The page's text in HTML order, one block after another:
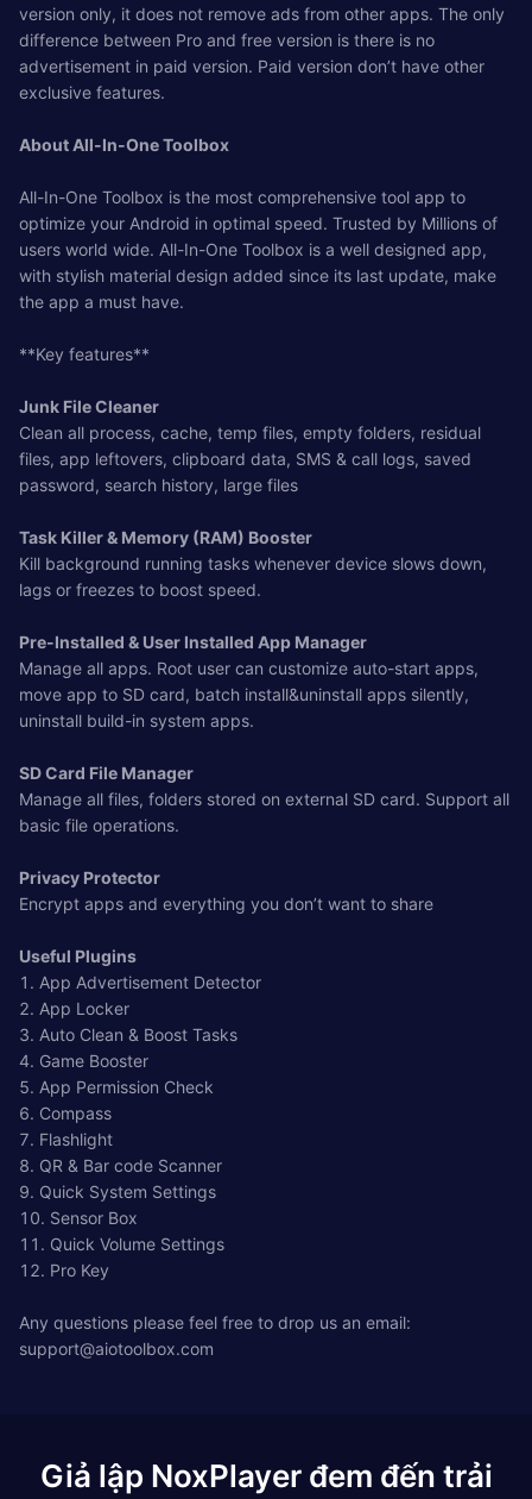
version only, it does not remove ads from other apps. The only
difference between Pro and free version is there is no
advertisement in paid version. Paid version don’t have other
exclusive features.
About All-In-One Toolbox
All-In-One Toolbox is the most comprehensive tool app to
optimize your Android in optimal speed. Trusted by Millions of
users world wide. All-In-One Toolbox is a well designed app,
with stylish material design added since its last update, make
the app a must have.
**Key features**
Junk File Cleaner
Clean all process, cache, temp files, empty folders, residual
files, app leftovers, clipboard data, SMS & call logs, saved
password, search history, large files
Task Killer & Memory (RAM) Booster
Kill background running tasks whenever device slows down,
lags or freezes to boost speed.
Pre-Installed & User Installed App Manager
Manage all apps. Root user can customize auto-start apps,
move app to SD card, batch install&uninstall apps silently,
uninstall build-in system apps.
SD Card File Manager
Manage all files, folders stored on external SD card. Support all
basic file operations.
Privacy Protector
Encrypt apps and everything you don’t want to share
Useful Plugins
1. App Advertisement Detector
2. App Locker
3. Auto Clean & Boost Tasks
4. Game Booster
5. App Permission Check
6. Compass
7. Flashlight
8. QR & Bar code Scanner
9. Quick System Settings
10. Sensor Box
11. Quick Volume Settings
12. Pro Key
Any questions please feel free to drop us an email:
support@aiotoolbox.com
Giả lập NoxPlayer đem đến trải